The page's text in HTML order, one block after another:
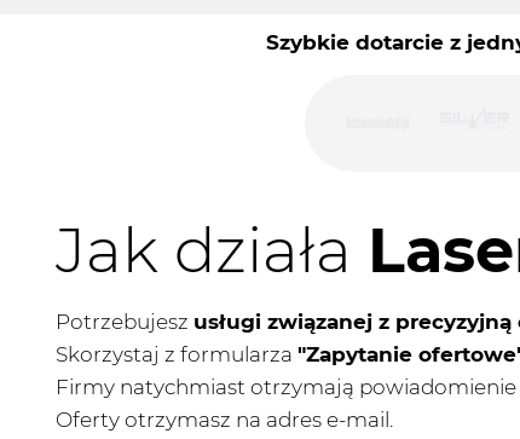
Jak działa
Potrzebujesz usługi związanej z
Skorzystaj z formularza "Zapytanie
Firmy natychmiast otrzymają
Oferty otrzymasz na adres e-mail.